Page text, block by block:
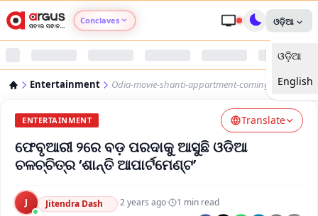
Conclaves
Argus Health Connect
Argus Swaad Odisha
ଓଡ଼ିଆ
ଓଡ଼ିଆ
English
Entertainment Odia-movie-shanti-appartment-coming-soon
ENTERTAINMENT Translate
ଫେବୃଆରୀ ୨ରେ ବଡ଼ ପରଦାକୁ ଆସୁଛି ଓଡିଆ
ଚଳଚ୍ଚିତ୍ର ‘ଶାନ୍ତି ଆପାର୍ଟମେଣ୍ଟ’
J Jitendra Dash ·2 years ago· 1 min read